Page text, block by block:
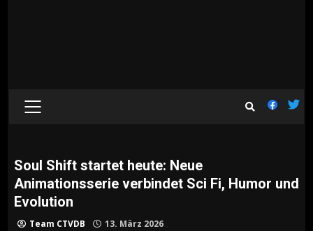
PRIMARY
Soul Shift startet heute: Neue
Animationsserie verbindet Sci Fi, Humor und
Evolution
Team CTVDB 13. März 2026